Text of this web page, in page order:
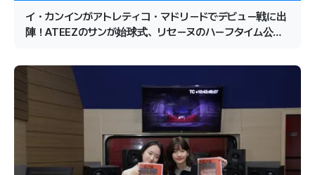
イ・カンインがアトレティコ・マドリードでデビュー戦に出
陣！ATEEZのサンが始球式、リセーヌのハーフタイム公演